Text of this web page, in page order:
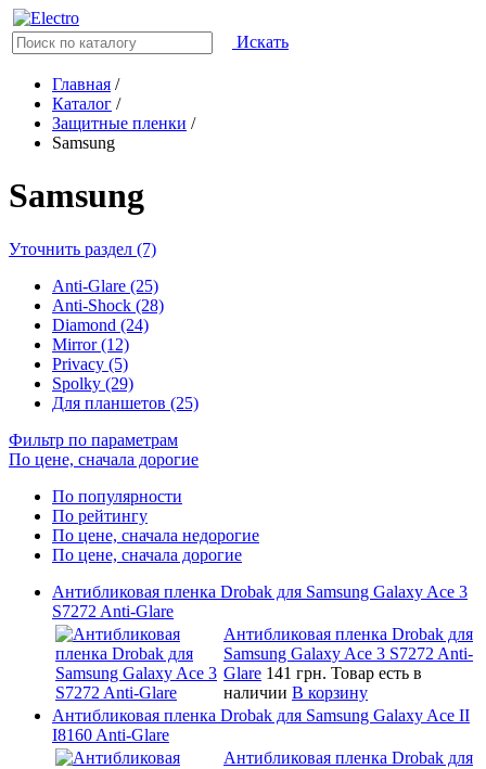
Искать
Главная /
Каталог /
Защитные пленки /
Samsung
Samsung
Уточнить раздел (7)
Anti-Glare (25)
Anti-Shock (28)
Diamond (24)
Mirror (12)
Privacy (5)
Spolky (29)
Для планшетов (25)
Фильтр по параметрам
По цене, сначала дорогие
По популярности
По рейтингу
По цене, сначала недорогие
По цене, сначала дорогие
Антибликовая пленка Drobak для Samsung Galaxy Ace 3
S7272 Anti-Glare
Антибликовая пленка Drobak для
Samsung Galaxy Ace 3 S7272 Anti-
Glare 141 грн. Товар есть в
наличии В корзину
Антибликовая пленка Drobak для Samsung Galaxy Ace II
I8160 Anti-Glare
Антибликовая пленка Drobak для